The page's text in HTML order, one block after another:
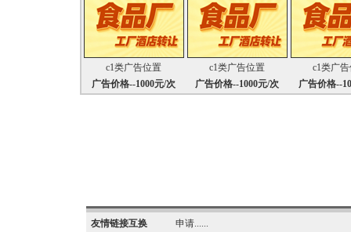
c1类广告位置 c1类广告位置
c1类广
广告价格--1000元/次
广告价格--1000元/次 广告价格--
友情链接互换
申请......